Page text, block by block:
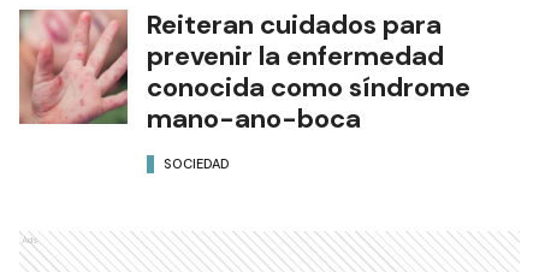
Reiteran cuidados para
prevenir la enfermedad
conocida como síndrome
mano-ano-boca
SOCIEDAD
Ads